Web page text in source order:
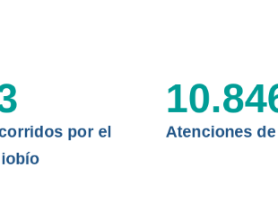
ABORDAJE CLÍNICO EN
Concepción...
por el
Atenciones